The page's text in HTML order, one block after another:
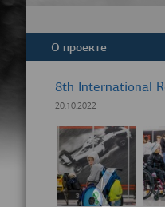
О проекте
8th International
20.10.2022